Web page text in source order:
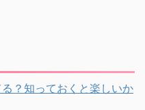
？知っておくと楽しいか